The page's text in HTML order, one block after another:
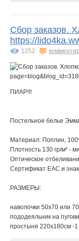
Сбор заказов.
https://
1252
ПИАР!!!
Постельное белье
Материал: Поплин,
Плотность 130 гр/м² -
Оптическое
Сертификат ЕАС и
РАЗМЕРЫ:
наволочки 50x70 или
пододеяльник на
простыня 220x180см -